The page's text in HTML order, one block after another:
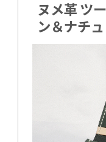
ヌメ革 ツ
ン＆ナチュ